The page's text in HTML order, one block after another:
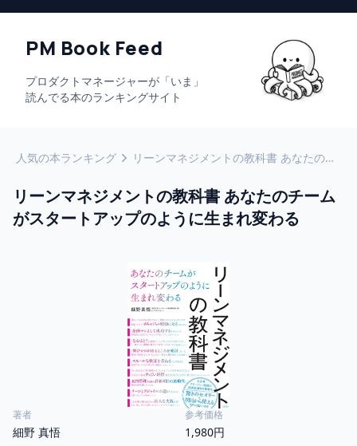
PM Book Feed
プロダクトマネージャーが「いま」
読んでる本のランキングサイト
人気の本ランキング リーンマネジメントの教科書 あなたのチームがスタートアップのように生まれ変わる
リーンマネジメントの教科書 あなたのチーム
がスタートアップのように生まれ変わる
著者
細野 真悟
参考価格
1,980円